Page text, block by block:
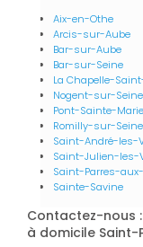
Aix-en-Othe
Arcis-sur-Aube
Bar-sur-Aube
Bar-sur-Seine
La Chapelle-
Nogent-sur-Seine
Pont-Sainte-Marie
Romilly-sur-Seine
Saint-André-les-
Saint-Julien-les-
Saint-Parres-
Sainte-Savine
Contactez-nous
à domicile